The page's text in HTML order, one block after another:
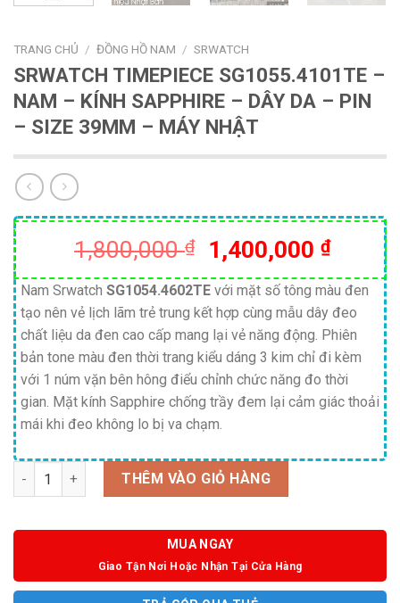
TRANG CHỦ / ĐỒNG HỒ NAM / SRWATCH
SRWATCH TIMEPIECE SG1055.4101TE –
NAM – KÍNH SAPPHIRE – DÂY DA – PIN
– SIZE 39MM – MÁY NHẬT
1,800,000₫
Giá
gốc
là:
1,800,000 ₫.
1,400,000 ₫Giá
hiện
tại
là:
Nam Srwatch SG1054.4602TE với mặt số tông màu đen
tạo nên vẻ lịch lãm trẻ trung kết hợp cùng mẫu dây đeo
chất liệu da đen cao cấp mang lại vẻ năng động. Phiên
bản tone màu đen thời trang kiểu dáng 3 kim chỉ đi kèm
với 1 núm vặn bên hông điểu chỉnh chức năng đo thời
gian. Mặt kính Sapphire chống trầy đem lại cảm giác thoải
mái khi đeo không lo bị va chạm.
Số lượng THÊM VÀO GIỎ HÀNG
MUA NGAY
Giao Tận Nơi Hoặc Nhận Tại Cửa Hàng